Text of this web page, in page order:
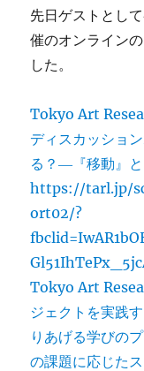
先日ゲストとし
催のオンライン
した。
Tokyo Art
ディスカッショ
る？―『移動』
https://tarl.jp/
ort02/?
Tokyo Art
ジェクトを実践
りあげる学びの
の課題に応じた